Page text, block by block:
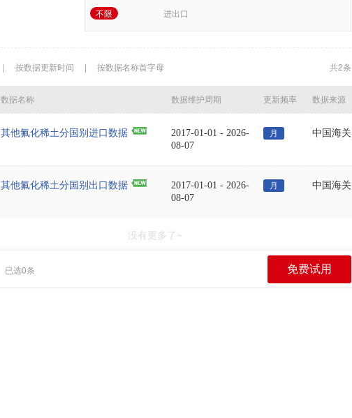
不限 进出口
| 按数据更新时间 | 按数据名称首字母 共2条
数据名称 数据维护周期 更新频率 数据来源
其他氟化稀土分国别进口数据 2017-01-01 -2026-
08-07
月 中国海关
其他氟化稀土分国别出口数据 2017-01-01 -2026-
08-07
月 中国海关
没有更多了~
已选0条 免费试用